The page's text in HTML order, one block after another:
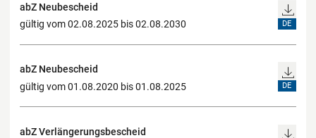
abZ Neubescheid
gültig vom 02.08.2025 bis 02.08.2030
DE
abZ Neubescheid
gültig vom 01.08.2020 bis 01.08.2025
DE
abZ Verlängerungsbescheid